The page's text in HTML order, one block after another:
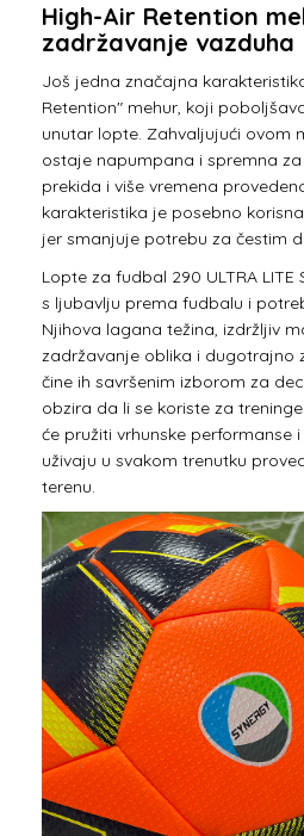
High-Air Retention
zadržavanje vazduha
Još jedna značajna
Retention" mehur, koji
unutar lopte. Zahvaljujući ovom
ostaje napumpana i spremna
prekida i više vremena
karakteristika je posebno
jer smanjuje potrebu za čestim
Lopte za fudbal 290 ULTRA LITE
s ljubavlju prema fudbalu i
Njihova lagana težina, izdržljiv
zadržavanje oblika i dugotrajno
čine ih savršenim izborom za
obzira da li se koriste za
će pružiti vrhunske performanse
uživaju u svakom trenutku
terenu.